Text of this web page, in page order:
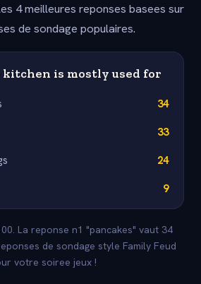
4 meilleures reponses basees sur
de sondage populaires.
is mostly used for
34
33
24
9
La reponse n1 "pancakes" vaut 34
de sondage style Family Feud
votre soiree jeux !